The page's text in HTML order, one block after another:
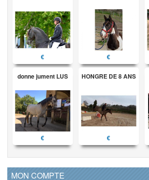
€ €
donne jument LUS
€
HONGRE DE 8 ANS
€
MON COMPTE